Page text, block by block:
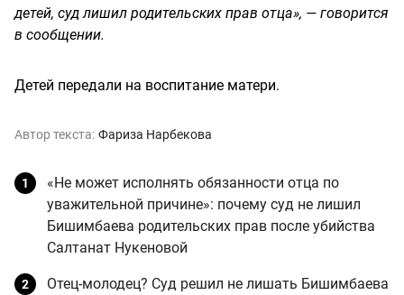
детей, суд лишил родительских прав отца», — говорится
в сообщении.
Детей передали на воспитание матери.
Автор текста: Фариза Нарбекова
«Не может исполнять обязанности отца по
уважительной причине»: почему суд не лишил
Бишимбаева родительских прав после убийства
Салтанат Нукеновой
Отец-молодец? Суд решил не лишать Бишимбаева